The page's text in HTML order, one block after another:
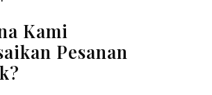
Kami
Pesanan